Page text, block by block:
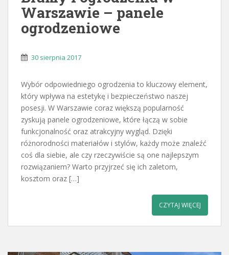
Warszawie – panele
ogrodzeniowe
30 sierpnia 2017
Wybór odpowiedniego ogrodzenia to kluczowy element,
który wpływa na estetykę i bezpieczeństwo naszej
posesji. W Warszawie coraz większą popularność
zyskują panele ogrodzeniowe, które łączą w sobie
funkcjonalność oraz atrakcyjny wygląd. Dzięki
różnorodności materiałów i stylów, każdy może znaleźć
coś dla siebie, ale czy rzeczywiście są one najlepszym
rozwiązaniem? Warto przyjrzeć się ich zaletom,
kosztom oraz […]
CZYTAJ WIĘCEJ